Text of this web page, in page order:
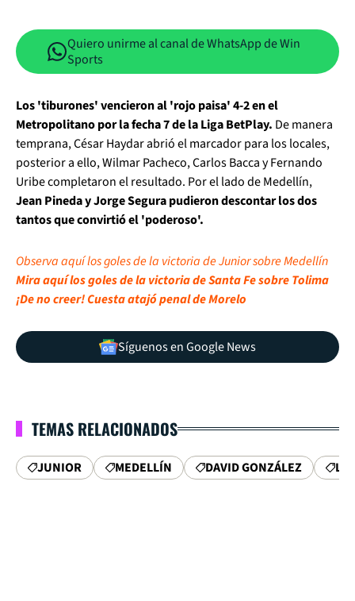
Quiero unirme al canal de WhatsApp de Win
Sports
Los 'tiburones' vencieron al 'rojo paisa' 4-2 en el
Metropolitano por la fecha 7 de la Liga BetPlay. De manera
temprana, César Haydar abrió el marcador para los locales,
posterior a ello, Wilmar Pacheco, Carlos Bacca y Fernando
Uribe completaron el resultado. Por el lado de Medellín,
Jean Pineda y Jorge Segura pudieron descontar los dos
tantos que convirtió el 'poderoso'.
Observa aquí los goles de la victoria de Junior sobre Medellín
Mira aquí los goles de la victoria de Santa Fe sobre Tolima
¡De no creer! Cuesta atajó penal de Morelo
Síguenos en Google News
TEMAS RELACIONADOS
JUNIOR MEDELLÍN DAVID GONZÁLEZ